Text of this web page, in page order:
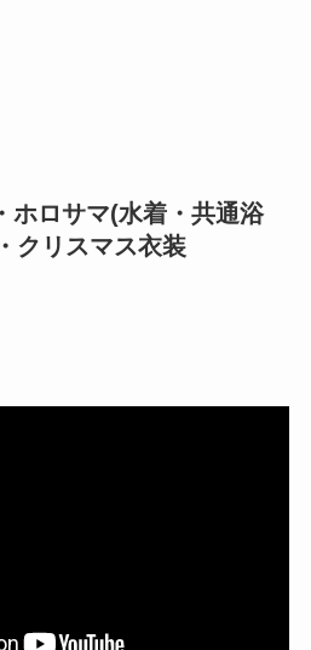
ホロサマ(水着・共通浴
クリスマス衣装